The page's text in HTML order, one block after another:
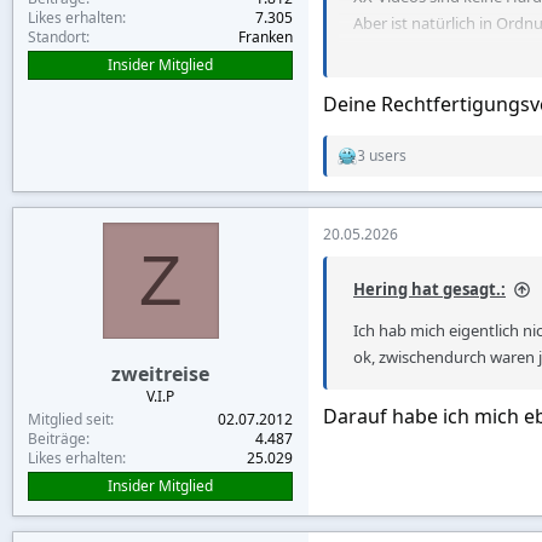
füttern.
sich die Damen im
alkoholischen Getränk ein
du sogar Deinen
nicht ausgeschlossen ist.
Likes erhalten
7.305
Standort
Franken
Insider Mitglied
Aber ist natürlich in
Trittbrettfahrer anlockt.
Freelancerinnen sind, die
Geld verdienen bis das
Insgesamt erhöht das
Deine
R
a
t
3 users
Z
zweitreise
V.I.P
Mitglied seit
02.07.2012
Beiträge
4.487
Likes erhalten
25.029
Insider Mitglied
20.05.2026
Hering hat gesagt.:
Ich hab mich eigentlich
ok, zwischendurch waren
Darauf habe ich mich